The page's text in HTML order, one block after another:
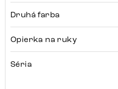
Druhá farba
Opierka na ruky
Séria